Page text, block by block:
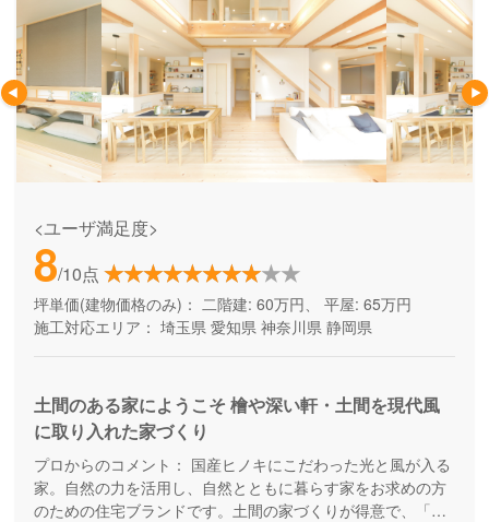
<ユーザ満足度>
8/10点
坪単価(建物価格のみ)： 二階建: 60万円、 平屋: 65万円
施工対応エリア： 埼玉県 愛知県 神奈川県 静岡県
土間のある家にようこそ 檜や深い軒・土間を現代風
に取り入れた家づくり
プロからのコメント：
家。自然の力を活用し、自然とともに暮らす家をお求めの方
のための住宅ブランドです。土間の家づくりが得意で、「た